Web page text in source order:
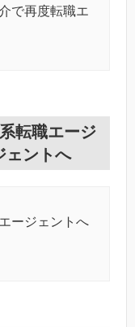
で再度転職エ
転職エージ
ェントへ
ージェントへ